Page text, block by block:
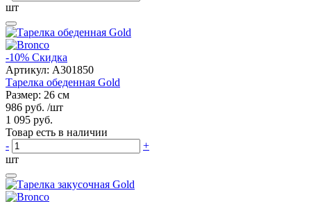
шт
-10% Скидка
Артикул: A301850
Тарелка обеденная Gold
Размер: 26 см
986 руб. /шт
1 095 руб.
Товар есть в наличии
-
+
шт